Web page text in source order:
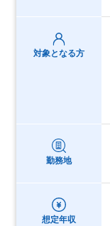
対象となる方
勤務地
想定年収